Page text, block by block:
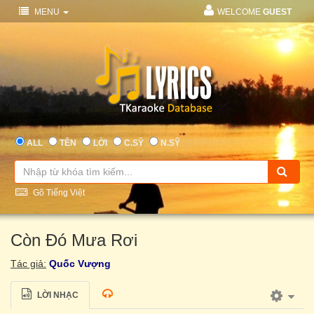
MENU WELCOME GUEST
ALL TÊN LỜI C.SỸ N.SỸ
Gõ Tiếng Việt
Còn Đó Mưa Rơi
Tác giả: Quốc Vượng
LỜI NHẠC